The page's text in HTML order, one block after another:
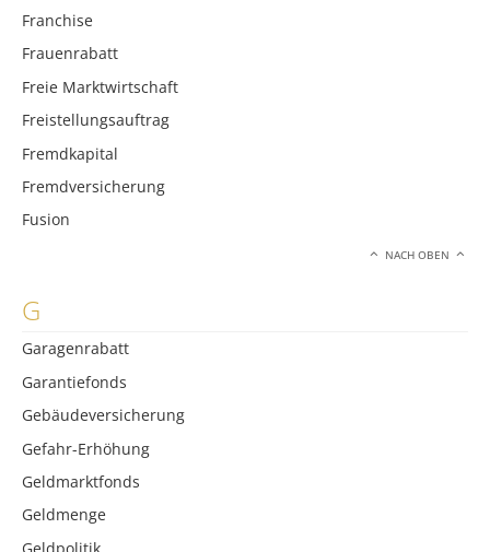
Franchise
Frauenrabatt
Freie Marktwirtschaft
Freistellungsauftrag
Fremdkapital
Fremdversicherung
Fusion
NACH OBEN
G
Garagenrabatt
Garantiefonds
Gebäudeversicherung
Gefahr-Erhöhung
Geldmarktfonds
Geldmenge